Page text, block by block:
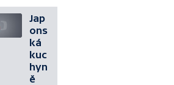
Jap
ons
ká
kuc
hyn
ě